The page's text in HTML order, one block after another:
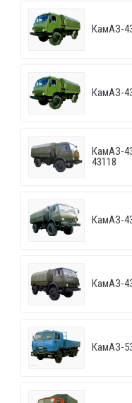
КамАЗ-
КамАЗ-
КамАЗ-
43118
КамАЗ-
КамАЗ-
КамАЗ-